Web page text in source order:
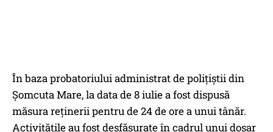
În baza probatoriului administrat de polițiștii din
Șomcuta Mare, la data de 8 iulie a fost dispusă
măsura reținerii pentru de 24 de ore a unui tânăr.
Activitățile au fost desfășurate în cadrul unui dosar